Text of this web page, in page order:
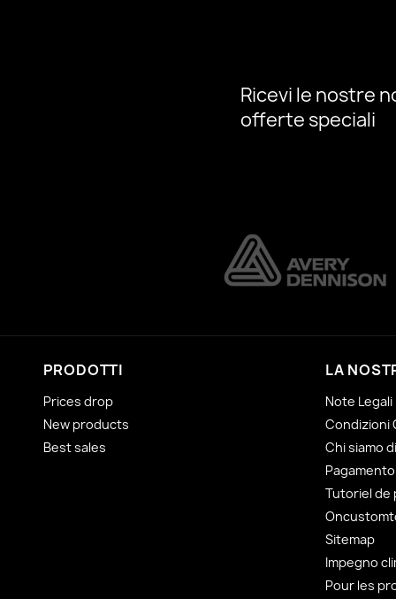
Ricevi le nostre
offerte speciali
PRODOTTI
Prices drop
New products
Best sales
LA
Note Legali
Condizioni
Chi siamo
Tutoriel de
Sitemap
Impegno
Pour les